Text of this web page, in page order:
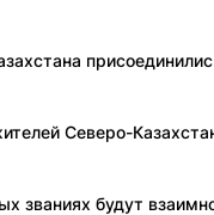
Северо-
званиях будут